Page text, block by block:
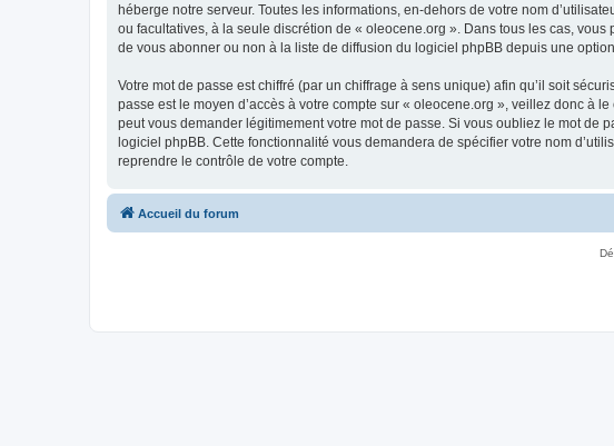
héberge notre serveur. Toutes les informations, en-dehors de votre nom
ou facultatives, à la seule discrétion de « oleocene.org ». Dans tous les cas,
de vous abonner ou non à la liste de diffusion du logiciel phpBB depuis une
Votre mot de passe est chiffré (par un chiffrage à sens unique) afin qu’il soit
passe est le moyen d’accès à votre compte sur « oleocene.org », veillez donc à
peut vous demander légitimement votre mot de passe. Si vous oubliez le mot de
logiciel phpBB. Cette fonctionnalité vous demandera de spécifier votre nom
reprendre le contrôle de votre compte.
Accueil du forum